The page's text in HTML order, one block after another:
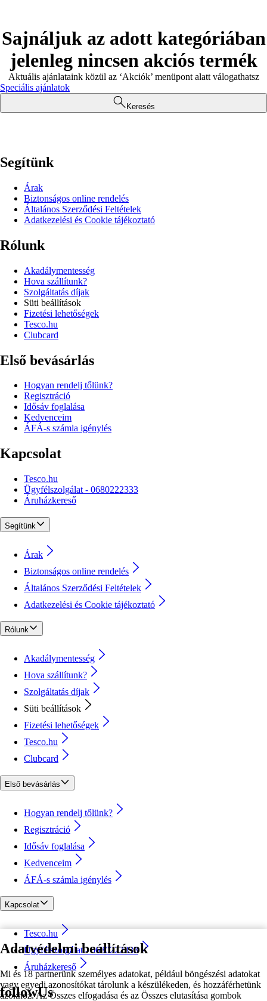
Adatvédelmi beállítások
Mi és 18 partnerünk személyes adatokat, például böngészési adatokat
vagy egyedi azonosítókat tárolunk a készülékeden, és hozzáférhetünk
azokhoz. Az Összes elfogadása és az Összes elutasítása gombok
Sajnáljuk az adott kategóriában
jelenleg nincsen akciós termék
Aktuális ajánlataink közül az ‘Akciók’ menüpont alatt válogathatsz
Speciális ajánlatok
Keresés
Segítünk
Árak
Biztonságos online rendelés
Általános Szerződési Feltételek
Adatkezelési és Cookie tájékoztató
Rólunk
Akadálymentesség
Hova szállítunk?
Szolgáltatás díjak
Süti beállítások
Fizetési lehetőségek
Tesco.hu
Clubcard
Első bevásárlás
Hogyan rendelj tőlünk?
Regisztráció
Idősáv foglalása
Kedvenceim
ÁFÁ-s számla igénylés
Kapcsolat
Tesco.hu
Ügyfélszolgálat - 0680222333
Áruházkereső
Segítünk
Árak
Biztonságos online rendelés
Általános Szerződési Feltételek
Adatkezelési és Cookie tájékoztató
Rólunk
Akadálymentesség
Hova szállítunk?
Szolgáltatás díjak
Süti beállítások
Fizetési lehetőségek
Tesco.hu
Clubcard
Első bevásárlás
Hogyan rendelj tőlünk?
Regisztráció
Idősáv foglalása
Kedvenceim
ÁFÁ-s számla igénylés
Kapcsolat
Tesco.hu
Ügyfélszolgálat - 0680222333
Áruházkereső
followUs